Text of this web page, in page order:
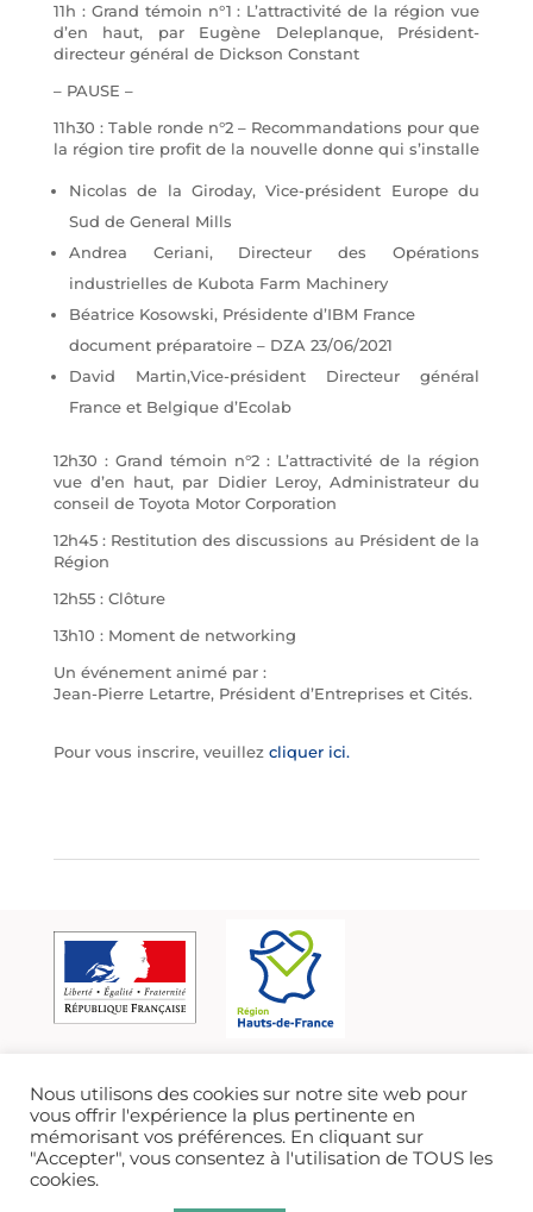
11h : Grand témoin n°1 : L’attractivité de la région vue
d’en haut, par Eugène Deleplanque, Président-
directeur général de Dickson Constant
– PAUSE –
11h30 : Table ronde n°2 – Recommandations pour que
la région tire profit de la nouvelle donne qui s’installe
Nicolas de la Giroday, Vice-président Europe du
Sud de General Mills
Andrea Ceriani, Directeur des Opérations
industrielles de Kubota Farm Machinery
Béatrice Kosowski, Présidente d’IBM France
document préparatoire – DZA 23/06/2021
David Martin,Vice-président Directeur général
France et Belgique d’Ecolab
12h30 : Grand témoin n°2 : L’attractivité de la région
vue d’en haut, par Didier Leroy, Administrateur du
conseil de Toyota Motor Corporation
12h45 : Restitution des discussions au Président de la
Région
12h55 : Clôture
13h10 : Moment de networking
Un événement animé par :
Jean-Pierre Letartre, Président d’Entreprises et Cités.
Pour vous inscrire, veuillez cliquer ici.
Nous utilisons des cookies sur notre site web pour
vous offrir l'expérience la plus pertinente en
mémorisant vos préférences. En cliquant sur
"Accepter", vous consentez à l'utilisation de TOUS les
cookies.